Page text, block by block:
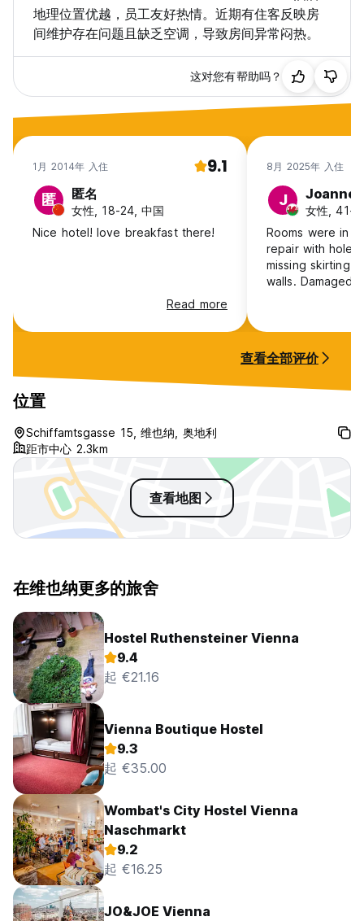
地理位置优越，员工友好热情。近期有住客反映房
间维护存在问题且缺乏空调，导致房间异常闷热。
这对您有帮助吗？
1月 2014年 入住 9.1
匿 匿名
女性, 18-24, 中国
Nice hotel! love breakfast there!
Read more
8月 2025年 入住
J Joanne
女性, 41+,
Rooms were in
repair with holes
missing skirting
walls. Damaged
not useable. No fan coil and
facilities
查看全部评价
位置
Schiffamtsgasse 15, 维也纳, 奥地利
距市中心 2.3km
查看地图
在维也纳更多的旅舍
Hostel Ruthensteiner Vienna
9.4
起 €21.16
Vienna Boutique Hostel
9.3
起 €35.00
Wombat's City Hostel Vienna
Naschmarkt
9.2
起 €16.25
JO&JOE Vienna